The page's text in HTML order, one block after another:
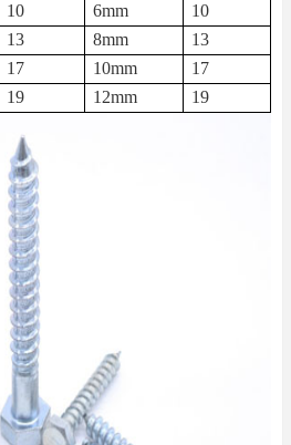
10 6mm
10
13 8mm
13
17 10mm
17
19 12mm 19